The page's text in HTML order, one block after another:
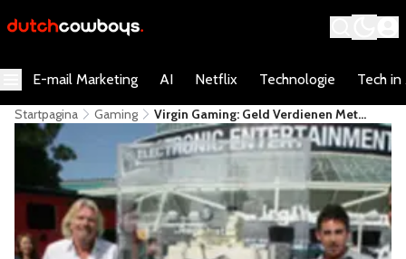
E-mail Marketing AI Netflix Technologie Tech in
Startpagina Gaming
Virgin Gaming: Geld Verdienen Met
Gamen?